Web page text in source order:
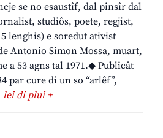
se no esaustîf, dal pinsîr dal
studiôs, poete, regjist,
lenghis) e soredut ativist
Antonio Simon Mossa, muart,
a 53 agns tal 1971.◆ Publicât
par cure di un so “arlêf”,
lei di plui +